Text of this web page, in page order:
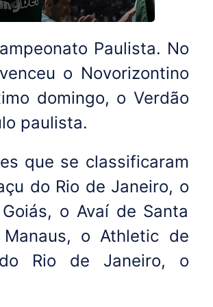
Paulista. No
o Novorizontino
domingo, o Verdão
paulista.
que se classificaram
do Rio de Janeiro, o
o Avaí de Santa
o Athletic de
Rio de Janeiro, o